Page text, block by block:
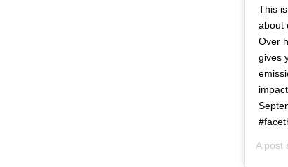
This
about
Over
gives
A post